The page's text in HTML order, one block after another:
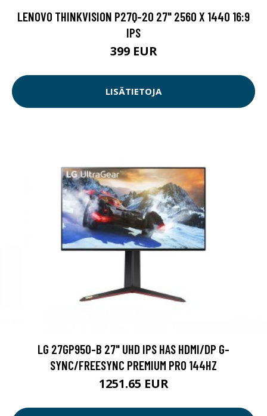
LENOVO THINKVISION P27Q-20 27" 2560 X 1440 16:9
IPS
399 EUR
LISÄTIETOJA
LG 27GP950-B 27" UHD IPS HAS HDMI/DP G-
SYNC/FREESYNC PREMIUM PRO 144HZ
1251.65 EUR